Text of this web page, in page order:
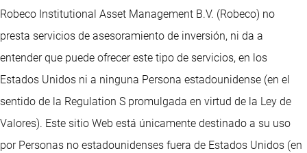
Robeco Institutional Asset Management B.V. (Robeco) no
presta servicios de asesoramiento de inversión, ni da a
entender que puede ofrecer este tipo de servicios, en los
Estados Unidos ni a ninguna Persona estadounidense (en el
sentido de la Regulation S promulgada en virtud de la Ley de
Valores). Este sitio Web está únicamente destinado a su uso
por Personas no estadounidenses fuera de Estados Unidos (en